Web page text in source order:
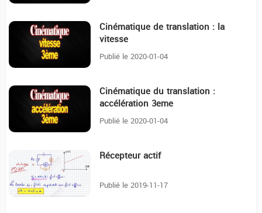
Cinématique de translation : la
vitesse
Publié le 2020-01-04
Cinématique du translation :
accélération 3eme
Publié le 2020-01-04
Récepteur actif
Publié le 2019-11-17